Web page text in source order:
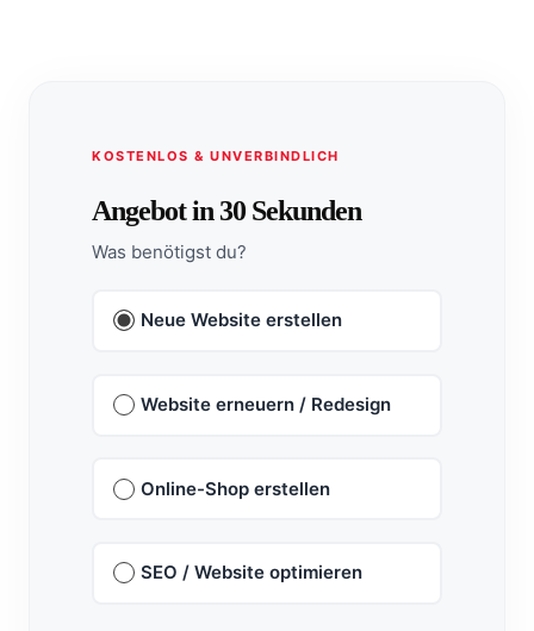
KOSTENLOS & UNVERBINDLICH
Angebot in 30 Sekunden
Was benötigst du?
Neue Website erstellen
Website erneuern / Redesign
Online-Shop erstellen
SEO / Website optimieren